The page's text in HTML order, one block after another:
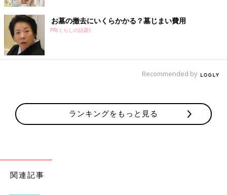
お墓の撤去にいくらかかる？墓じまい費用
PR(くらしの話題)
Recommended by
ランキングをもっと見る
関連記事